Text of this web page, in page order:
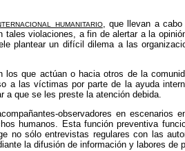
humanitario, que llevan a cabo
violaciones, a fin de alertar a la
plantear un difícil dilema a las
que actúan o hacia otros de la
a las víctimas por parte de la ayuda
a que se les preste la atención debida.
observadores en escenarios
humanos. Esta función preventiva
no sólo entrevistas regulares con las
la difusión de información y labores de